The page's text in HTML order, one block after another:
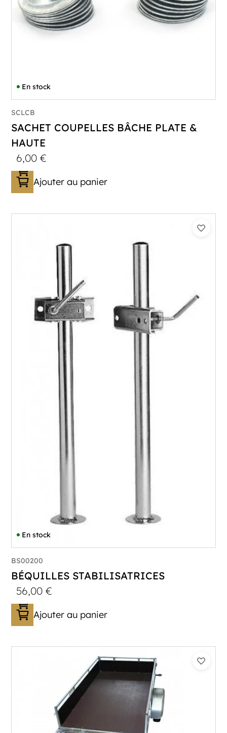
En stock
SCLCB
SACHET COUPELLES BÂCHE PLATE &
HAUTE
6,00€
Ajouter au panier
En stock
BS00200
BÉQUILLES STABILISATRICES
56,00€
Ajouter au panier